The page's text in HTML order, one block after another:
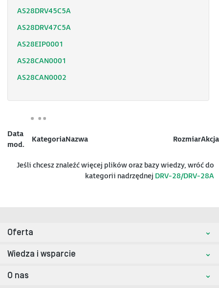
AS28DRV45C5A
AS28DRV47C5A
AS28EIP0001
AS28CAN0001
AS28CAN0002
Data
mod.
KategoriaNazwa RozmiarAkcja
Jeśli chcesz znaleźć więcej plików oraz bazy wiedzy, wróć do
kategorii nadrzędnej DRV-28/DRV-28A
Oferta
Wiedza i wsparcie
O nas